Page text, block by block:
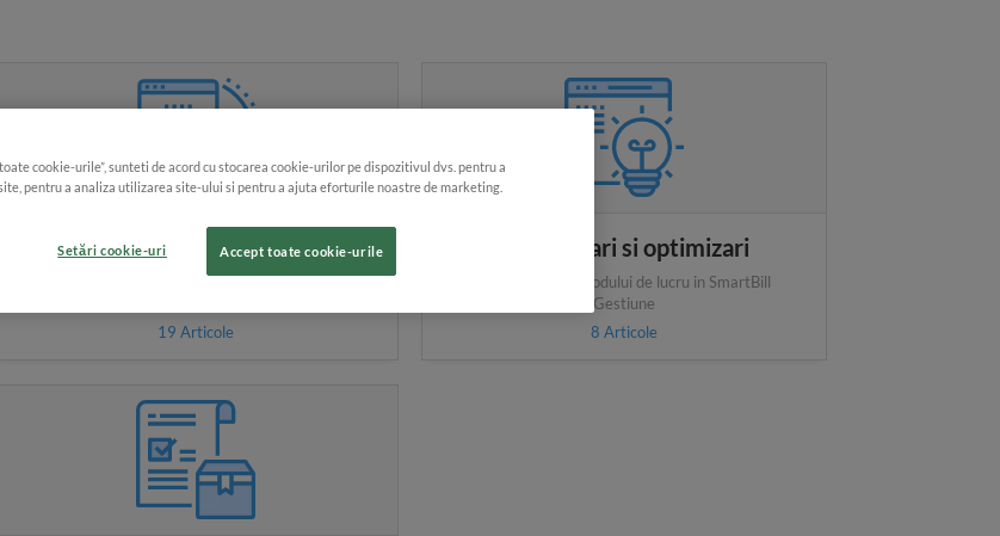
Configurare cont
Configurari de baza ale contului SmartBill
19 Articole
Configurari si optimizari
Imbunatatirea modului de lucru in SmartBill
Gestiune
8 Articole
cookie-urile”, sunteti de acord cu stocarea cookie-urilor pe dispozitivul dvs. pentru a
pentru a analiza utilizarea site-ului si pentru a ajuta eforturile noastre de marketing.
Accept toate cookie-urile
Setări cookie-uri